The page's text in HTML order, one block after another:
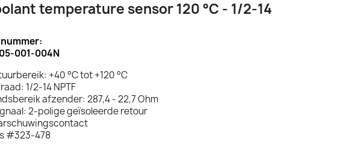
temperature sensor 120 °C - 1/2-14
001-004N
+40 °C tot +120 °C
1/2-14 NPTF
afzender: 287,4 - 22,7 Ohm
2-polige geïsoleerde retour
#323-478